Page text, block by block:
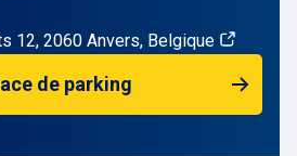
12, 2060 Anvers, Belgique
de parking